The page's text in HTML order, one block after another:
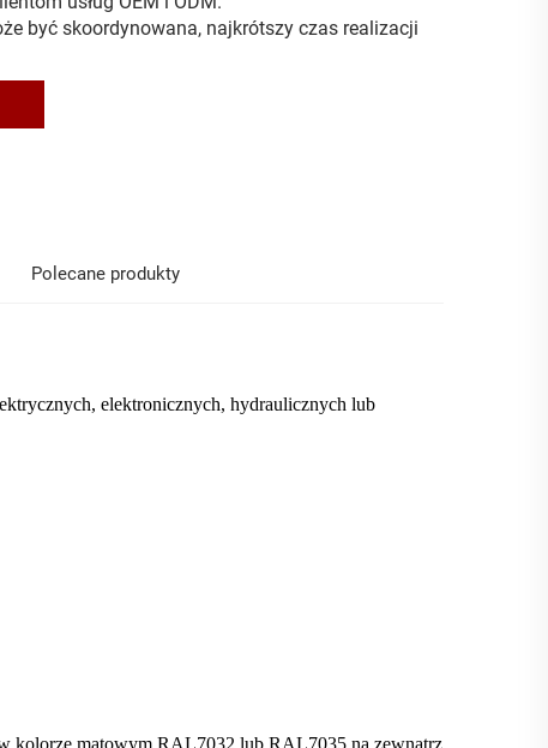
być skoordynowana, najkrótszy czas realizacji
Polecane produkty
elektronicznych, hydraulicznych lub